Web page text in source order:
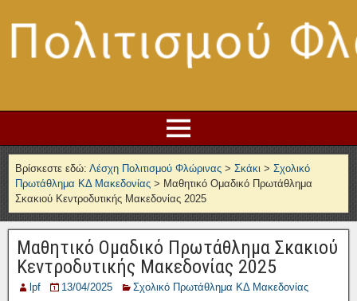
Βρίσκεστε εδώ: Λέσχη Πολιτισμού Φλώρινας > Σκάκι > Σχολικό
Πρωτάθλημα ΚΔ Μακεδονίας > Μαθητικό Ομαδικό Πρωτάθλημα
Σκακιού Κεντροδυτικής Μακεδονίας 2025
Μαθητικό Ομαδικό Πρωτάθλημα Σκακιού
Κεντροδυτικής Μακεδονίας 2025
lpf 13/04/2025 Σχολικό Πρωτάθλημα ΚΔ Μακεδονίας